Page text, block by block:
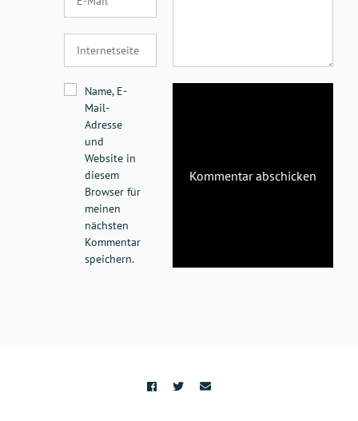
Name, E-
Mail-
Adresse
und
Website in
diesem
Browser für
meinen
nächsten
Kommentar
speichern.